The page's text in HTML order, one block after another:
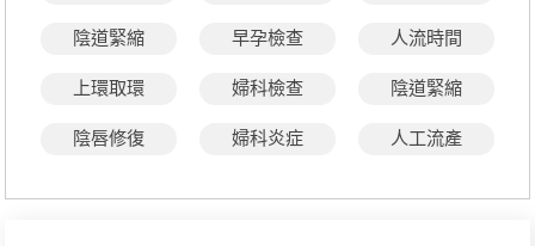
陰道緊縮 早孕檢查 人流時間
上環取環 婦科檢查 陰道緊縮
陰唇修復 婦科炎症 人工流產